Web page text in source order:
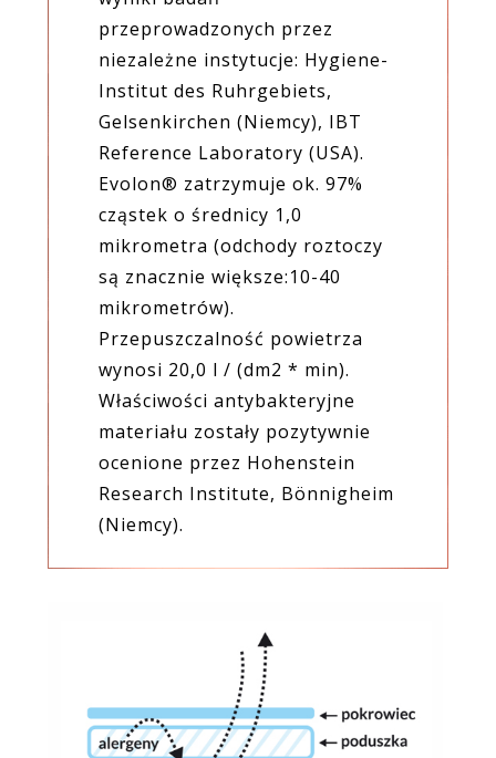
przeprowadzonych przez
niezależne instytucje: Hygiene-
Institut des Ruhrgebiets,
Gelsenkirchen (Niemcy), IBT
Reference Laboratory (USA).
Evolon® zatrzymuje ok. 97%
cząstek o średnicy 1,0
mikrometra (odchody roztoczy
są znacznie większe:10-40
mikrometrów).
Przepuszczalność powietrza
wynosi 20,0 l / (dm2 * min).
Właściwości antybakteryjne
materiału zostały pozytywnie
ocenione przez Hohenstein
Research Institute, Bönnigheim
(Niemcy).